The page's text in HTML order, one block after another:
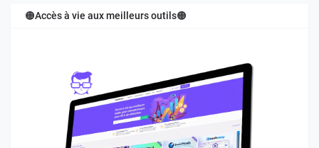
🟠Accès à vie aux meilleurs outils🟠